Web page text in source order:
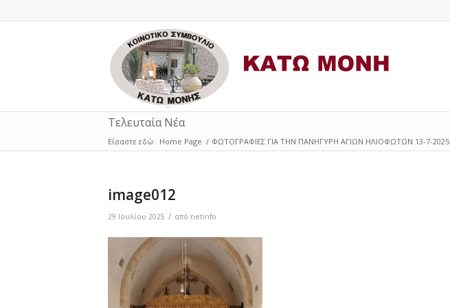
Τελευταία Νέα
Είσαστε εδώ: Home Page / ΦΩΤΟΓΡΑΦΙΕΣ ΓΙΑ ΤΗΝ ΠΑΝΗΓΥΡΗ ΑΓΙΩΝ ΗΛΙΟΦΩΤΩΝ 13-7-2025
image012
29 Ιουλίου 2025 / από netinfo